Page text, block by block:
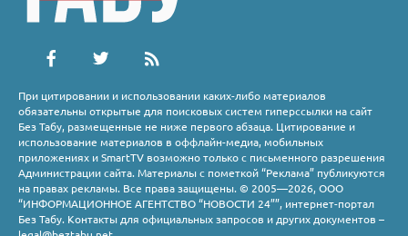
При цитировании и использовании каких-либо материалов
обязательны открытые для поисковых систем гиперссылки на сайт
Без Табу, размещенные не ниже первого абзаца. Цитирование и
использование материалов в оффлайн-медиа, мобильных
приложениях и SmartTV возможно только с письменного разрешения
Администрации сайта. Материалы с пометкой “Реклама” публикуются
на правах рекламы. Все права защищены. © 2005—2026, ООО
“ИНФОРМАЦИОННОЕ АГЕНТСТВО “НОВОСТИ 24””, интернет-портал
Без Табу. Контакты для официальных запросов и других документов –